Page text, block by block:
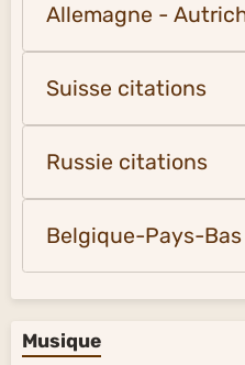
Allemagne -
Suisse citations
Russie citations
Belgique-Pays-
Musique